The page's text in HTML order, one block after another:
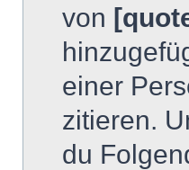
von
einer
zitieren.
du